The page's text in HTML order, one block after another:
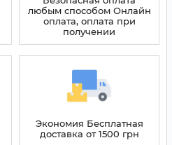
любым способом Онлайн
оплата, оплата при
получении
Экономия Бесплатная
доставка от 1500 грн